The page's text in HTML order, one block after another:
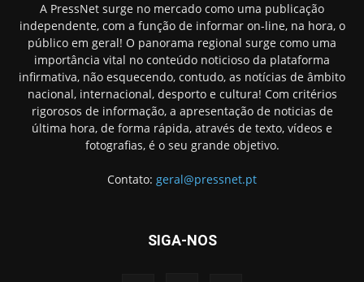
A PressNet surge no mercado como uma publicação
independente, com a função de informar on-line, na hora, o
público em geral! O panorama regional surge como uma
importância vital no conteúdo noticioso da plataforma
infirmativa, não esquecendo, contudo, as notícias de âmbito
nacional, internacional, desporto e cultura! Com critérios
rigorosos de informação, a apresentação de noticias de
última hora, de forma rápida, através de texto, vídeos e
fotografias, é o seu grande objetivo.
Contato: geral@pressnet.pt
SIGA-NOS